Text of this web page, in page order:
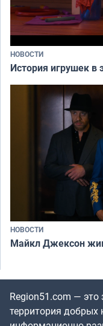
НОВОСТИ
История игрушек в
НОВОСТИ
Майкл Джексон
Region51.com — это
территория